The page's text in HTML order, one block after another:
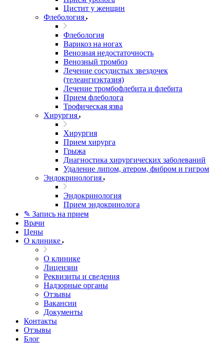
Цистит у женщин
Флебология
Флебология
Варикоз на ногах
Венозная недостаточность
Венозный тромбоз
Лечение сосудистых звездочек
(телеангиэктазия)
Лечение тромбофлебита и флебита
Прием флеболога
Трофическая язва
Хирургия
Хирургия
Прием хирурга
Грыжа
Диагностика хирургических заболеваний
Удаление липом, атером, фибром и гигром
Эндокринология
Эндокринология
Прием эндокринолога
✎ Запись на прием
Врачи
Цены
О клинике
О клинике
Лицензии
Реквизиты и сведения
Надзорные органы
Отзывы
Вакансии
Документы
Контакты
Отзывы
Блог